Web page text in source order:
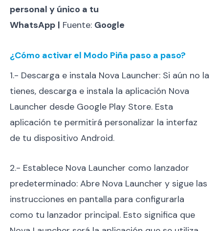
personal y único a tu
WhatsApp | Fuente: Google
¿Cómo activar el Modo Piña paso a paso?
1.- Descarga e instala Nova Launcher: Si aún no la
tienes, descarga e instala la aplicación Nova
Launcher desde Google Play Store. Esta
aplicación te permitirá personalizar la interfaz
de tu dispositivo Android.
2.- Establece Nova Launcher como lanzador
predeterminado: Abre Nova Launcher y sigue las
instrucciones en pantalla para configurarla
como tu lanzador principal. Esto significa que